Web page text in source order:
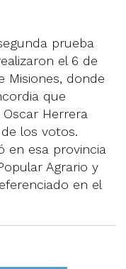
prueba
el 6 de
Misiones, donde
que
Herrera
los votos.
en esa provincia
Agrario y
en el